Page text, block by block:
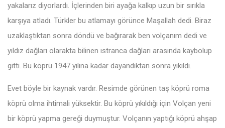
yakalarız diyorlardı. İçlerinden biri ayağa kalkıp uzun bir sırıkla
karşıya atladı. Türkler bu atlamayı görünce Maşallah dedi. Biraz
uzaklaştıktan sonra döndü ve bağırarak ben volçanım dedi ve
yıldız dağları olarakta bilinen ıstranca dağları arasında kaybolup
gitti. Bu köprü 1947 yılına kadar dayandıktan sonra yıkıldı.
Evet böyle bir kaynak vardır. Resimde görünen taş köprü roma
köprü olma ihtimali yüksektir. Bu köprü yıkıldığı için Volçan yeni
bir köprü yapma gereği duymuştur. Volçanın yaptığı köprü ahşap